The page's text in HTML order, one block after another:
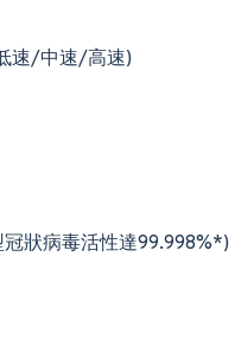
速/中速/高速)
狀病毒活性達99.998%*)